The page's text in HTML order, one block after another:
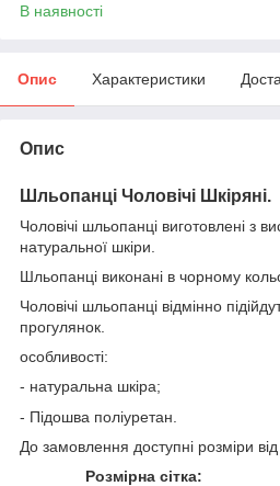
В наявності
Опис Характеристики
Опис
Шльопанці Чоловічі Шкіряні.
Чоловічі шльопанці виготовлені з
натуральної шкіри.
Шльопанці виконані в чорному
Чоловічі шльопанці відмінно
прогулянок.
особливості:
- натуральна шкіра;
- Підошва поліуретан.
До замовлення доступні розміри від
Розмірна сітка: